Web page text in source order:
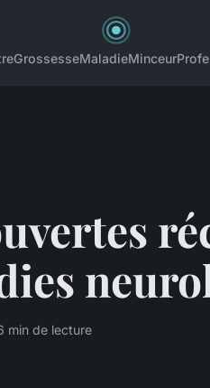
GrossesseMaladieMinceur
min de lecture